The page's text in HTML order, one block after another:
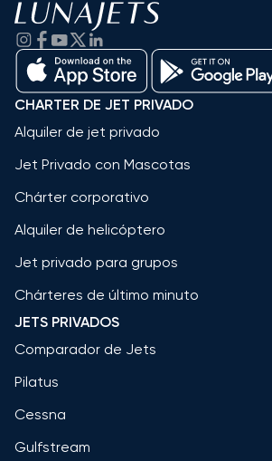
CHARTER DE JET PRIVADO
Alquiler de jet privado
Jet Privado con Mascotas
Chárter corporativo
Alquiler de helicóptero
Jet privado para grupos
Chárteres de último minuto
JETS PRIVADOS
Comparador de Jets
Pilatus
Cessna
Gulfstream